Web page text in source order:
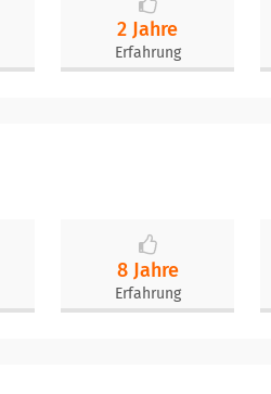
2 Jahre
Erfahrung
8 Jahre
Erfahrung